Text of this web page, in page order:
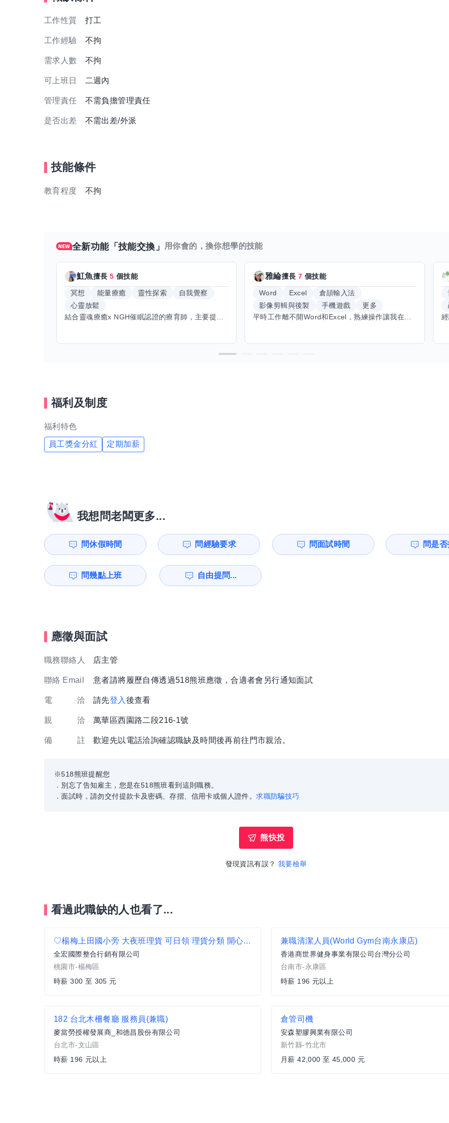
工作性質 打工
工作經驗 不拘
需求人數 不拘
可上班日 二週內
管理責任 不需負擔管理責任
是否出差 不需出差/外派
技能條件
教育程度 不拘
全新功能「技能交換」 用你會的，換你想學的技能
魟魚擅長5 個技能
冥想 能量療癒 靈性探索
自我覺察
心靈放鬆
結合靈魂療癒x NGH催眠認證的療育師，主要提供潛意識探索和靈魂導向的催眠療育。你會全程100%清醒跟我對話。
雅綸擅長7 個技能
Word Excel
倉頡輸入法
影像剪輯與後製
手機遊戲
更多
平時工作離不開Word和Excel，熟練操作讓我在文件整理和數據處理上都得心應手，還能用倉頡輸入法快速打字。近期想挑戰英文學習，希望能透過交換技能一起進步！如果你英文流利，需要中文或電腦技巧輔助，歡迎找我搭檔，咱們一起歡樂學習，互相激勵，成為彼此的學習小夥伴！
福利及制度
福利特色
員工獎金分紅 定期加薪
我想問老闆更多...
問休假時間 問經驗要求 問面試時間 問是
問幾點上班 自由提問...
應徵與面試
職務聯絡人 店主管
聯絡 Email 意者請將履歷自傳透過518熊班應徵，合適者會另行通知面試
電 洽 請先登入 後查看
親 洽 萬華區西園路二段216-1號
備 註 歡迎先以電話洽詢確認職缺及時間後再前往門市親洽。
※518熊班提醒您
．別忘了告知雇主，您是在518熊班看到這則職務。
．面試時，請勿交付提款卡及密碼、存摺、信用卡或個人證件。求職防騙技巧
熊快投
發現資訊有誤？ 我要檢舉
看過此職缺的人也看了...
♡楊梅上田國小旁 大夜班理貨 可日領 理貨分類 開心上班隔天領薪
全宏國際整合行銷有限公司
桃園市-楊梅區
時薪 300 至 305 元
兼職清潔人員(World Gym台南永康店)
香港商世界健身事業有限公司台灣分公司
台南市-永康區
時薪 196 元以上
182 台北木柵餐廳 服務員(兼職)
麥當勞授權發展商_和德昌股份有限公司
台北市-文山區
時薪 196 元以上
倉管司機
安森塑膠興業有限公司
新竹縣-竹北市
月薪 42,000 至 45,000 元